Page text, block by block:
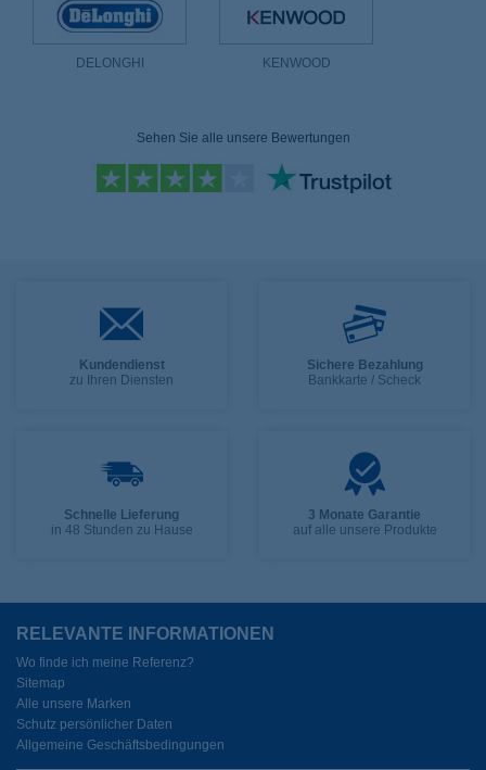
DELONGHI KENWOOD
Sehen Sie alle unsere Bewertungen
Kundendienst
zu Ihren Diensten
Sichere Bezahlung
Bankkarte / Scheck
Schnelle Lieferung
in 48 Stunden zu Hause
3 Monate Garantie
auf alle unsere Produkte
RELEVANTE INFORMATIONEN
Wo finde ich meine Referenz?
Sitemap
Alle unsere Marken
Schutz persönlicher Daten
Allgemeine Geschäftsbedingungen